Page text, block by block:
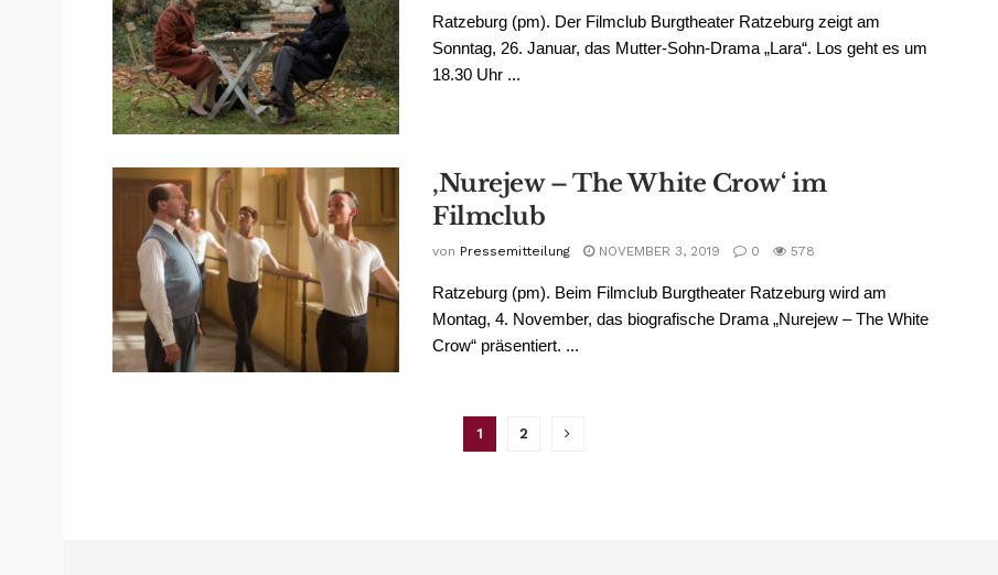
Ratzeburg (pm). Der Filmclub Burgtheater Ratzeburg zeigt am
Sonntag, 26. Januar, das Mutter-Sohn-Drama „Lara“. Los geht es um
18.30 Uhr ...
‚Nurejew – The White Crow‘ im
Filmclub
von Pressemitteilung NOVEMBER 3, 2019 0 578
Ratzeburg (pm). Beim Filmclub Burgtheater Ratzeburg wird am
Montag, 4. November, das biografische Drama „Nurejew – The White
Crow“ präsentiert. ...
1 2